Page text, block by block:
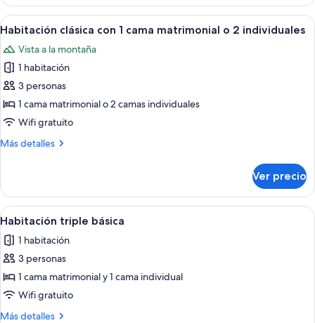
clásica
Abrir
todas
las
fotos
de
Habitación
clásica
1
o
2
individuales
Una habitación de hotel con una
7
Habitación clásica con 1 cama matrimonial o 2 individuales
Vista a la montaña
1 habitación
3 personas
1 cama matrimonial o 2 camas individuales
Wifi gratuito
Más detalles
Más
clásica
con
1
matrimonial
o
individuales
Ver precio
Abrir
todas
las
fotos
de
Habitación
triple
Una habitación de hotel pequeña
5
Habitación triple básica
1 habitación
3 personas
1 cama matrimonial y 1 cama individual
Wifi gratuito
Más detalles
Más